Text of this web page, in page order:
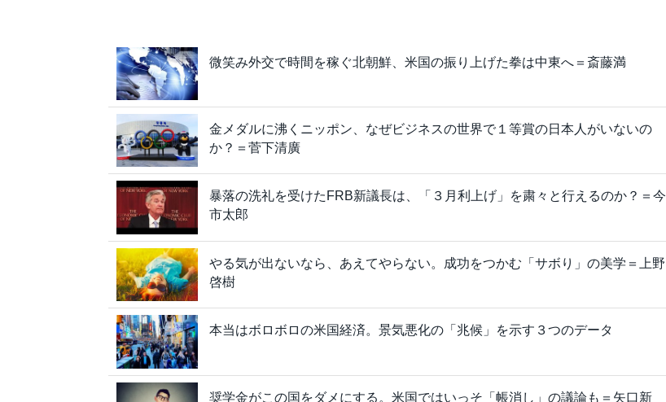
微笑み外交で時間を稼ぐ北朝鮮、米国の振り上げた拳は中東へ＝斎藤満
金メダルに沸くニッポン、なぜビジネスの世界で１等賞の日本人がいないの
か？＝菅下清廣
暴落の洗礼を受けたFRB新議長は、「３月利上げ」を粛々と行えるのか？＝今
市太郎
やる気が出ないなら、あえてやらない。成功をつかむ「サボり」の美学＝上野
啓樹
本当はボロボロの米国経済。景気悪化の「兆候」を示す３つのデータ
奨学金がこの国をダメにする。米国ではいっそ「帳消し」の議論も＝矢口新